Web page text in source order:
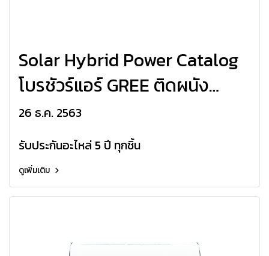
Solar Hybrid Power Catalog
โบรชัวร์แอร์ GREE ติดผนัง
Solar Hybrid Power Air-Con
Inverter R410a
26 ธ.ค. 2563
รับประกันอะไหล่ 5 ปี ทุกชิ้น
ดูเพิ่มเติม